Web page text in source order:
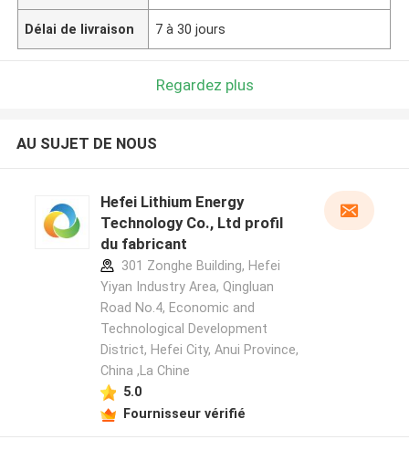
Délai de livraison 7 à 30 jours
Regardez plus
AU SUJET DE NOUS
Hefei Lithium Energy
Technology Co., Ltd profil
du fabricant
301 Zonghe Building, Hefei
Yiyan Industry Area, Qingluan
Road No.4, Economic and
Technological Development
District, Hefei City, Anui Province,
China ,La Chine
5.0
Fournisseur vérifié